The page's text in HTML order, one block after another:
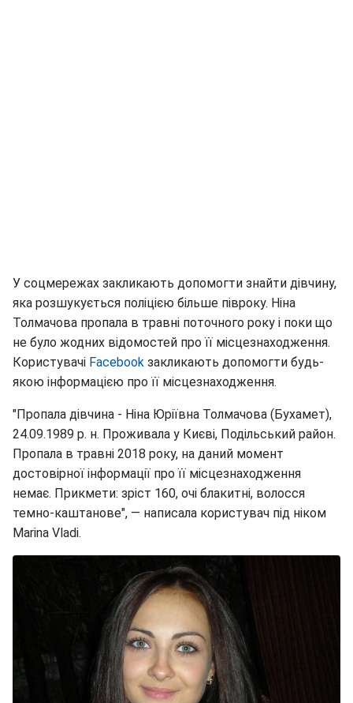
У соцмережах закликають допомогти знайти дівчину,
яка розшукується поліцією більше півроку. Ніна
Толмачова пропала в травні поточного року і поки що
не було жодних відомостей про її місцезнаходження.
Користувачі Facebook закликають допомогти будь-
якою інформацією про її місцезнаходження.
"Пропала дівчина - Ніна Юріївна Толмачова (Бухамет),
24.09.1989 р. н. Проживала у Києві, Подільський район.
Пропала в травні 2018 року, на даний момент
достовірної інформації про її місцезнаходження
немає. Прикмети: зріст 160, очі блакитні, волосся
темно-каштанове", — написала користувач під ніком
Marina Vladi.